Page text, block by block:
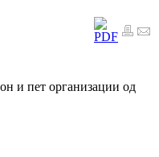
и пет организации од